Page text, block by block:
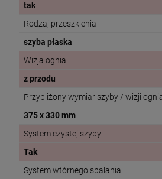
tak
Rodzaj przeszklenia
szyba płaska
Wizja ognia
z przodu
Przybliżony wymiar szyby / wizji
375 x 330 mm
System czystej szyby
Tak
System wtórnego spalania